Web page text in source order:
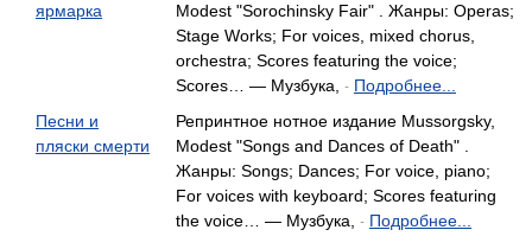
ярмарка
Modest "Sorochinsky Fair" . Жанры: Operas;
Stage Works; For voices, mixed chorus,
orchestra; Scores featuring the voice;
Scores… — Музбука,
- Подробнее...
Песни и
пляски смерти
Репринтное нотное издание Mussorgsky,
Modest "Songs and Dances of Death" .
Жанры: Songs; Dances; For voice, piano;
For voices with keyboard; Scores featuring
the voice… — Музбука,
- Подробнее...